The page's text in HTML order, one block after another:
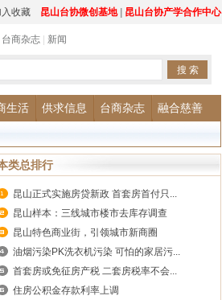
昆山台协微创基地| 昆山台协产学合作中心
入收藏
台商杂志 新闻
生活 供求信息 台商杂志 融合慈善
类总排行
昆山正式实施房贷新政 首套房首付只...
昆山样本：三线城市楼市去库存调查
昆山特色商业街，引领城市新商圈
油烟污染PK洗衣机污染 可怕的家居污...
首套房或免征房产税 二套房税率不会...
住房公积金存款利率上调